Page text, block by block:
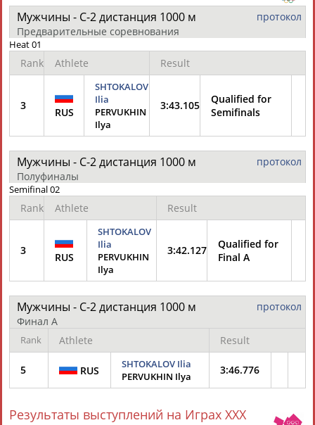
© Стадион, 1998-2026
Разработка и поддержка ООО НАИТ «Стадион»
Подпишись протокол
Мужчины - С-2 дистанция 1000 м
Предварительные соревнования
Heat 01
Rank Athlete Result
3
RUS
SHTOKALOV
Ilia
PERVUKHIN
Ilya
3:43.105
Qualified for
Semifinals
протокол
Мужчины - С-2 дистанция 1000 м
Полуфиналы
Semifinal 02
Rank Athlete Result
3
RUS
SHTOKALOV
Ilia
PERVUKHIN
Ilya
3:42.127
Qualified for
Final A
протокол
Мужчины - С-2 дистанция 1000 м
Финал A
Rank Athlete Result
5 RUS
SHTOKALOV Ilia
PERVUKHIN Ilya
3:46.776
Результаты выступлений на Играх XXX